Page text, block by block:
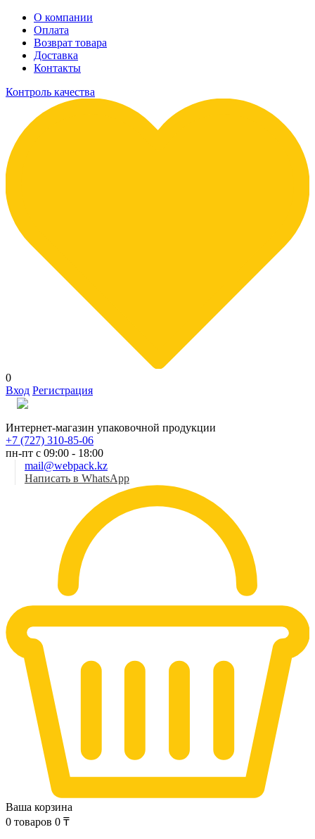
О компании
Оплата
Возврат товара
Доставка
Контакты
Контроль качества
0
Вход Регистрация
Интернет-магазин упаковочной продукции
+7 (727) 310-85-06
пн-пт с 09:00 - 18:00
mail@webpack.kz
Написать в WhatsApp
Ваша корзина
0 товаров 0 ₸